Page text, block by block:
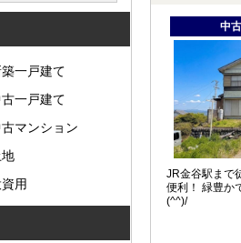
中
JR金谷駅まで
便利！ 緑豊か
(^^)/
築一戸建て
一戸建て
マンション
用